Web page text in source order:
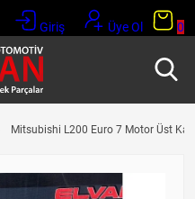
Giriş Üye Ol 0
Mitsubishi L200 Euro 7 Motor Üst